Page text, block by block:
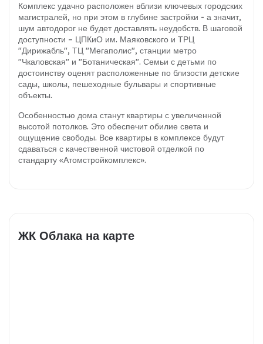
Комплекс удачно расположен вблизи ключевых городских
магистралей, но при этом в глубине застройки - а значит,
шум автодорог не будет доставлять неудобств. В шаговой
доступности – ЦПКиО им. Маяковского и ТРЦ
"Дирижабль", ТЦ "Мегаполис", станции метро
"Чкаловская" и "Ботаническая". Семьи с детьми по
достоинству оценят расположенные по близости детские
сады, школы, пешеходные бульвары и спортивные
объекты.
Особенностью дома станут квартиры с увеличенной
высотой потолков. Это обеспечит обилие света и
ощущение свободы. Все квартиры в комплексе будут
сдаваться с качественной чистовой отделкой по
стандарту «Атомстройкомплекс».
ЖК Облака на карте